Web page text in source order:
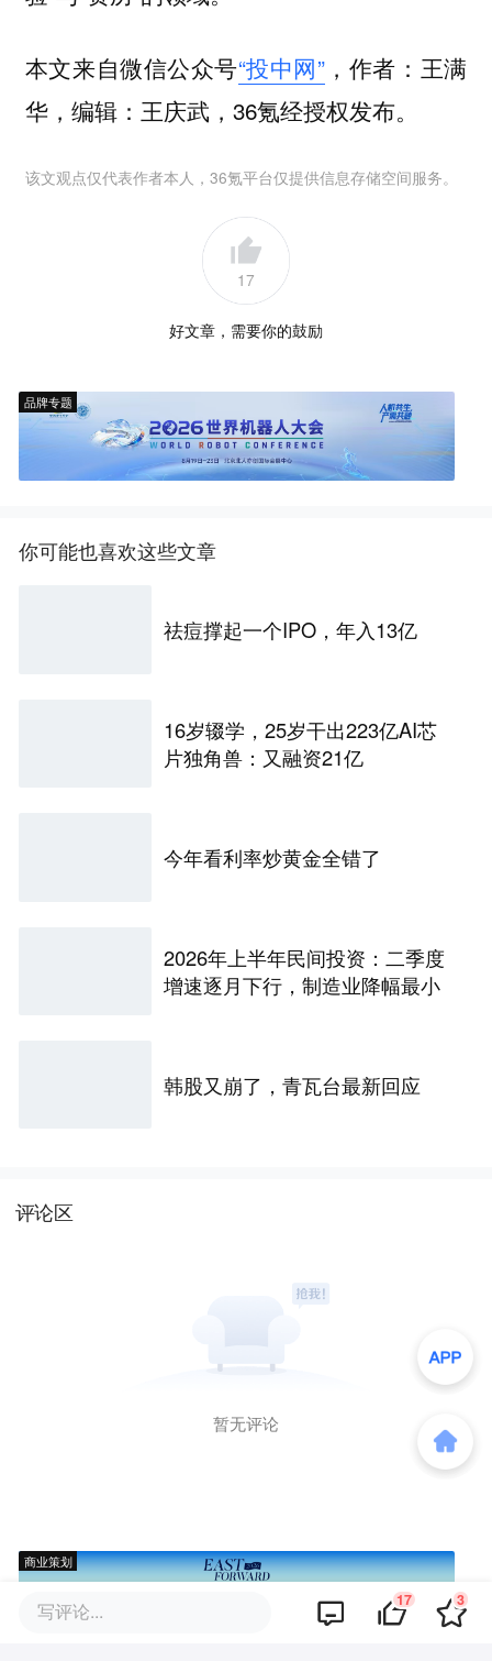
本文来自微信公众号“投中网”，作者：王满
华，编辑：王庆武，36氪经授权发布。
该文观点仅代表作者本人，36氪平台仅提供信息存储空间服务。
17
好文章，需要你的鼓励
品牌专题
你可能也喜欢这些文章
祛痘撑起一个IPO，年入13亿
16岁辍学，25岁干出223亿AI芯
片独角兽：又融资21亿
今年看利率炒黄金全错了
2026年上半年民间投资：二季度
增速逐月下行，制造业降幅最小
韩股又崩了，青瓦台最新回应
评论区
暂无评论
商业策划
写评论... 17 3